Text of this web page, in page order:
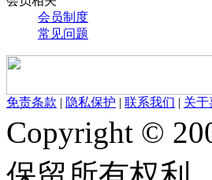
会员制度
常见问题
免责条款 | 隐私保护 | 联系我们 | 关于
Copyright ©